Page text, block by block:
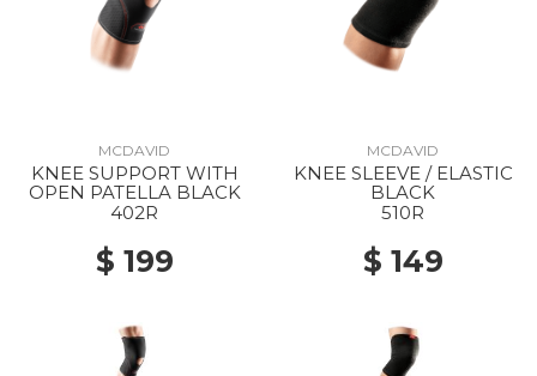
MCDAVID
KNEE SUPPORT WITH
OPEN PATELLA BLACK
402R
$ 199
MCDAVID
KNEE SLEEVE / ELASTIC
BLACK
510R
$ 149